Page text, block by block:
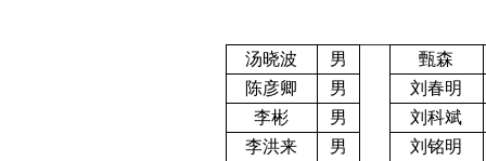
汤晓波 男
甄森
陈彦卿
男
刘春明
李彬
男
刘科斌
李洪来
男
刘铭明